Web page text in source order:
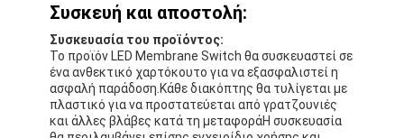
Συσκευή και αποστολή:
Συσκευασία του προϊόντος:
Το προϊόν LED Membrane Switch θα συσκευαστεί σε
ένα ανθεκτικό χαρτόκουτο για να εξασφαλιστεί η
ασφαλή παράδοση.Κάθε διακόπτης θα τυλίγεται με
πλαστικό για να προστατεύεται από γρατζουνιές
και άλλες βλάβες κατά τη μεταφοράΗ συσκευασία